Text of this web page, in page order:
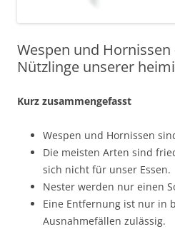
Wespen und
Nützlinge unserer
Kurz zusammengefasst
Wespen und Hornissen
Die meisten Arten sind
sich nicht für unser Essen.
Nester werden nur einen
Eine Entfernung ist nur in
Ausnahmefällen zulässig.